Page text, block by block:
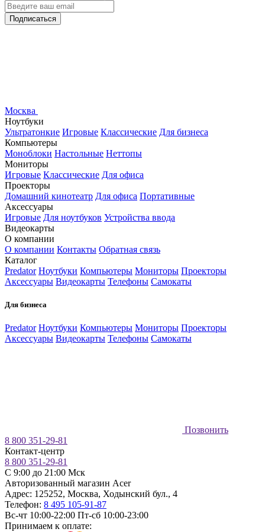
Подписаться
Москва
Ноутбуки
Ультратонкие Игровые Классические Для бизнеса
Компьютеры
Моноблоки Настольные Неттопы
Мониторы
Игровые Классические Для офиса
Проекторы
Домашний кинотеатр Для офиса Портативные
Аксессуары
Игровые Для ноутбуков Устройства ввода
Видеокарты
О компании
О компании Контакты Обратная связь
Каталог
Predator Ноутбуки Компьютеры Мониторы Проекторы
Аксессуары Видеокарты Телефоны Самокаты
Для бизнеса
Predator Ноутбуки Компьютеры Мониторы Проекторы
Аксессуары Видеокарты Телефоны Самокаты
Позвонить
8 800 351-29-81
Контакт-центр
8 800 351-29-81
C 9:00 до 21:00 Мск
Авторизованный магазин Acer
Адрес: 125252, Москва, Ходынский бул., 4
Телефон: 8 495 105-91-87
Вс-чт 10:00-22:00 Пт-сб 10:00-23:00
Принимаем к оплате: